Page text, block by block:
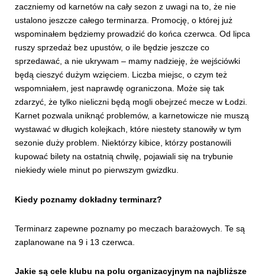
zaczniemy od karnetów na cały sezon z uwagi na to, że nie
ustalono jeszcze całego terminarza. Promocję, o której już
wspominałem będziemy prowadzić do końca czerwca. Od lipca
ruszy sprzedaż bez upustów, o ile będzie jeszcze co
sprzedawać, a nie ukrywam – mamy nadzieję, że wejściówki
będą cieszyć dużym wzięciem. Liczba miejsc, o czym też
wspomniałem, jest naprawdę ograniczona. Może się tak
zdarzyć, że tylko nieliczni będą mogli obejrzeć mecze w Łodzi.
Karnet pozwala uniknąć problemów, a karnetowicze nie muszą
wystawać w długich kolejkach, które niestety stanowiły w tym
sezonie duży problem. Niektórzy kibice, którzy postanowili
kupować bilety na ostatnią chwilę, pojawiali się na trybunie
niekiedy wiele minut po pierwszym gwizdku.
Kiedy poznamy dokładny terminarz?
Terminarz zapewne poznamy po meczach barażowych. Te są
zaplanowane na 9 i 13 czerwca.
Jakie są cele klubu na polu organizacyjnym na najbliższe